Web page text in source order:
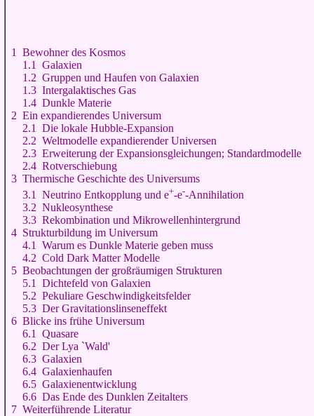
1 Bewohner des Kosmos
1.1 Galaxien
1.2 Gruppen und Haufen von Galaxien
1.3 Intergalaktisches Gas
1.4 Dunkle Materie
2 Ein expandierendes Universum
2.1 Die lokale Hubble-Expansion
2.2 Weltmodelle expandierender Universen
2.3 Erweiterung der Expansionsgleichungen; Standardmodelle
2.4 Rotverschiebung
3 Thermische Geschichte des Universums
3.1 Neutrino Entkopplung und e+-e--Annihilation
3.2 Nukleosynthese
3.3 Rekombination und Mikrowellenhintergrund
4 Strukturbildung im Universum
4.1 Warum es Dunkle Materie geben muss
4.2 Cold Dark Matter Modelle
5 Beobachtungen der großräumigen Strukturen
5.1 Dichtefeld von Galaxien
5.2 Pekuliare Geschwindigkeitsfelder
5.3 Der Gravitationslinseneffekt
6 Blicke ins frühe Universum
6.1 Quasare
6.2 Der Lya `Wald'
6.3 Galaxien
6.4 Galaxienhaufen
6.5 Galaxienentwicklung
6.6 Das Ende des Dunklen Zeitalters
7 Weiterführende Literatur